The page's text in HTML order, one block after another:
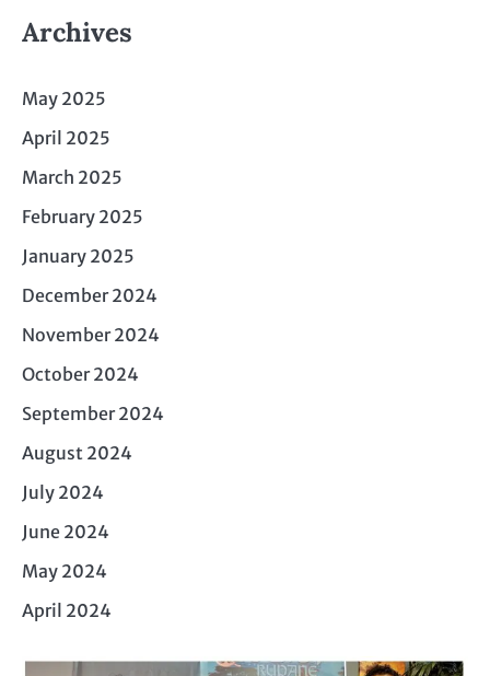
Archives
May 2025
April 2025
March 2025
February 2025
January 2025
December 2024
November 2024
October 2024
September 2024
August 2024
July 2024
June 2024
May 2024
April 2024